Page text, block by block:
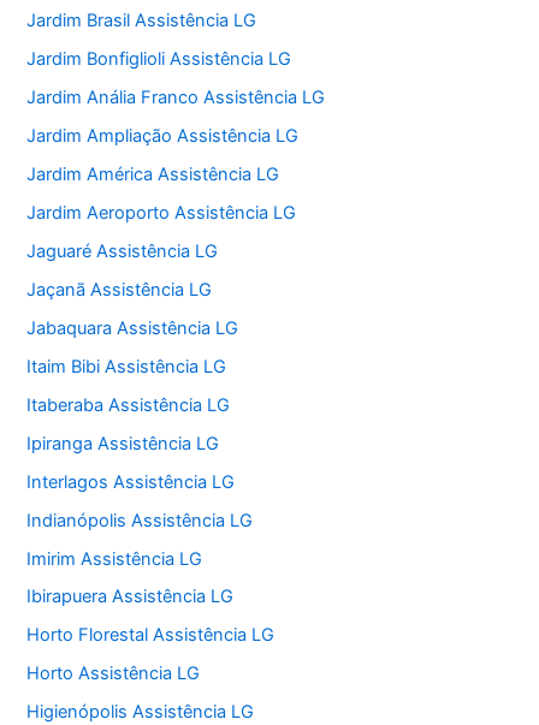
Jardim Brasil Assistência LG
Jardim Bonfiglioli Assistência LG
Jardim Anália Franco Assistência LG
Jardim Ampliação Assistência LG
Jardim América Assistência LG
Jardim Aeroporto Assistência LG
Jaguaré Assistência LG
Jaçanã Assistência LG
Jabaquara Assistência LG
Itaim Bibi Assistência LG
Itaberaba Assistência LG
Ipiranga Assistência LG
Interlagos Assistência LG
Indianópolis Assistência LG
Imirim Assistência LG
Ibirapuera Assistência LG
Horto Florestal Assistência LG
Horto Assistência LG
Higienópolis Assistência LG